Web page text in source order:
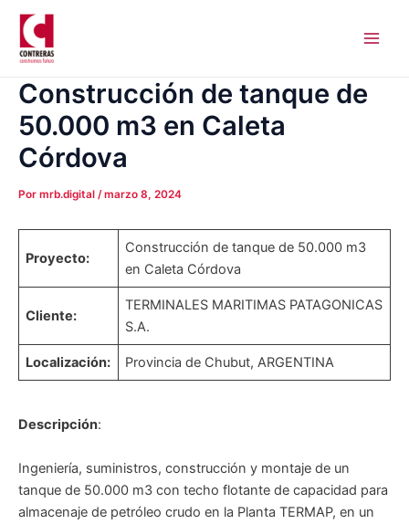
contenido
Construcción de tanque de
50.000 m3 en Caleta
Córdova
Por mrb.digital /marzo 8, 2024
Proyecto:
Construcción de tanque de 50.000 m3
en Caleta Córdova
Cliente:
TERMINALES MARITIMAS PATAGONICAS
S.A.
Localización: Provincia de Chubut, ARGENTINA
Descripción:
Ingeniería, suministros, construcción y montaje de un
tanque de 50.000 m3 con techo flotante de capacidad para
almacenaje de petróleo crudo en la Planta TERMAP, en un
Navegación
de
entradas